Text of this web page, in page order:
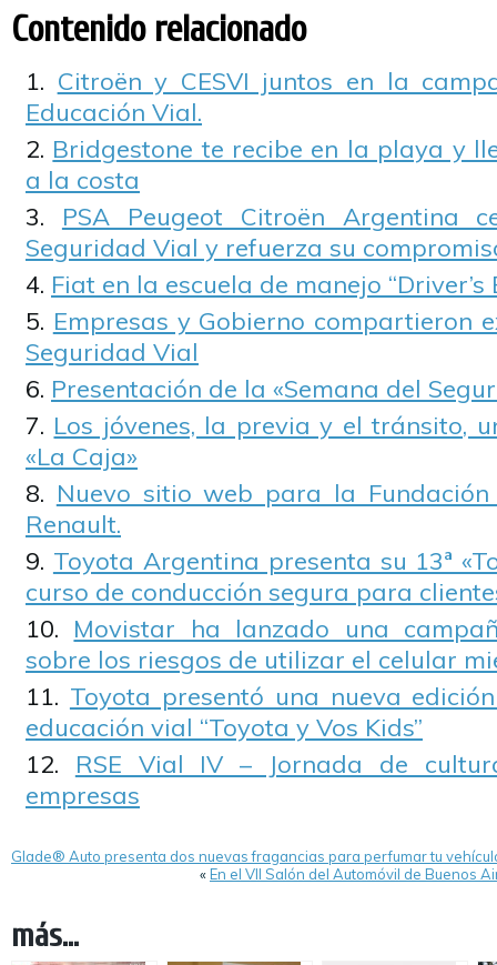
Contenido relacionado
Citroën y CESVI juntos en la
Educación Vial.
Bridgestone te recibe en la playa y
a la costa
PSA Peugeot Citroën Argentina
Seguridad Vial y refuerza su
Fiat en la escuela de manejo “Driver’s
Empresas y Gobierno compartieron
Seguridad Vial
Presentación de la «Semana del
Los jóvenes, la previa y el tránsito,
«La Caja»
Nuevo sitio web para la Fundación
Renault.
Toyota Argentina presenta su 13ª
curso de conducción segura para
Movistar ha lanzado una
sobre los riesgos de utilizar el celular
Toyota presentó una nueva
educación vial “Toyota y Vos Kids”
RSE Vial IV – Jornada de
empresas
Glade® Auto presenta dos nuevas fragancias para perfumar tu
«En el VII Salón del Automóvil de Buenos
más...